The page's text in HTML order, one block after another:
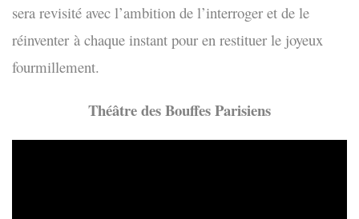
sera revisité avec l’ambition de l’interroger et de le
réinventer à chaque instant pour en restituer le joyeux
fourmillement.
Théâtre des Bouffes Parisiens